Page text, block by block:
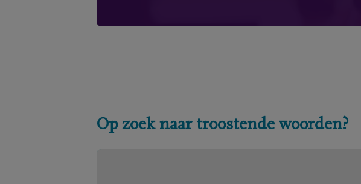
Op zoek naar troostende woorden?